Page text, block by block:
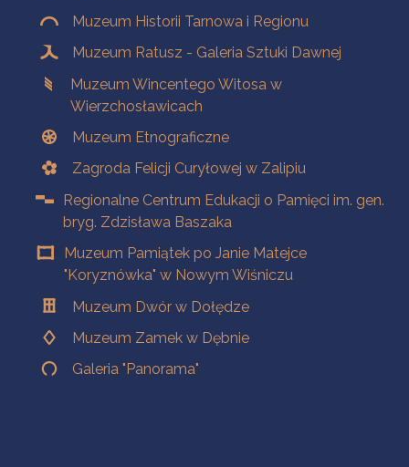
Muzeum Historii Tarnowa i Regionu
Muzeum Ratusz - Galeria Sztuki Dawnej
Muzeum Wincentego Witosa w
Wierzchosławicach
Muzeum Etnograficzne
Zagroda Felicji Curyłowej w Zalipiu
Regionalne Centrum Edukacji o Pamięci im. gen.
bryg. Zdzisława Baszaka
Muzeum Pamiątek po Janie Matejce
"Koryznówka" w Nowym Wiśniczu
Muzeum Dwór w Dołędze
Muzeum Zamek w Dębnie
Galeria "Panorama"